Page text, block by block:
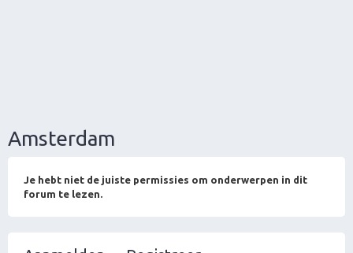
Amsterdam
Je hebt niet de juiste permissies om onderwerpen in dit
forum te lezen.